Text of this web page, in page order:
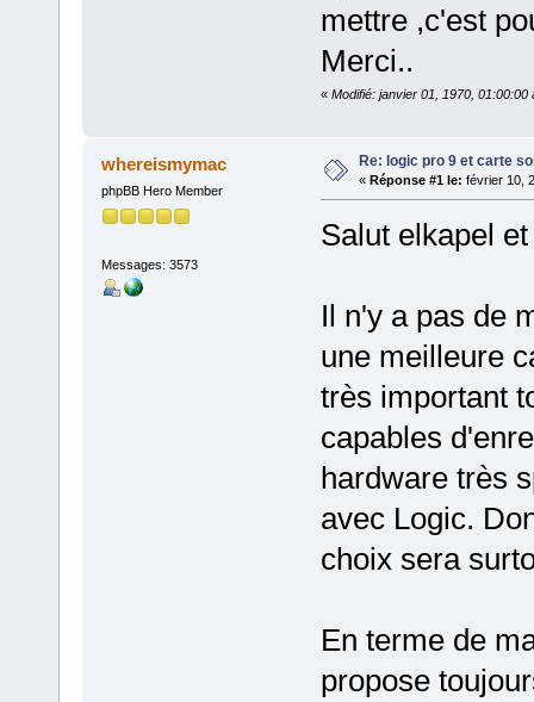
mettre ,c'est
Merci..
« Modifié: janvier 01, 1970, 01:00:00
whereismymac
phpBB Hero Member
Messages: 3573
Re: logic pro 9 et carte
« Réponse #1 le: février 10,
Salut elkapel
Il n'y a pas de
une meilleure
très important
capables
hardware très
avec Logic.
choix sera
En terme de
propose